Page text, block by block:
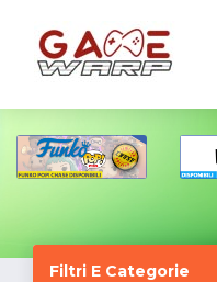
Filtri E Categorie